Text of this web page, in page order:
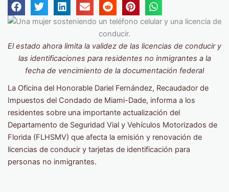
El estado ahora limita la validez de las licencias de conducir y
las identificaciones para residentes no inmigrantes a la
fecha de vencimiento de la documentación federal
La Oficina del Honorable Dariel Fernández, Recaudador de
Impuestos del Condado de Miami-Dade, informa a los
residentes sobre una importante actualización del
Departamento de Seguridad Vial y Vehículos Motorizados de
Florida (FLHSMV) que afecta la emisión y renovación de
licencias de conducir y tarjetas de identificación para
personas no inmigrantes.